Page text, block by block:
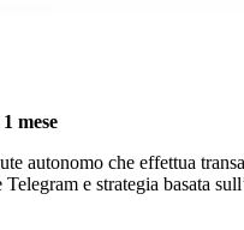
mese
autonomo che effettua
e strategia basata